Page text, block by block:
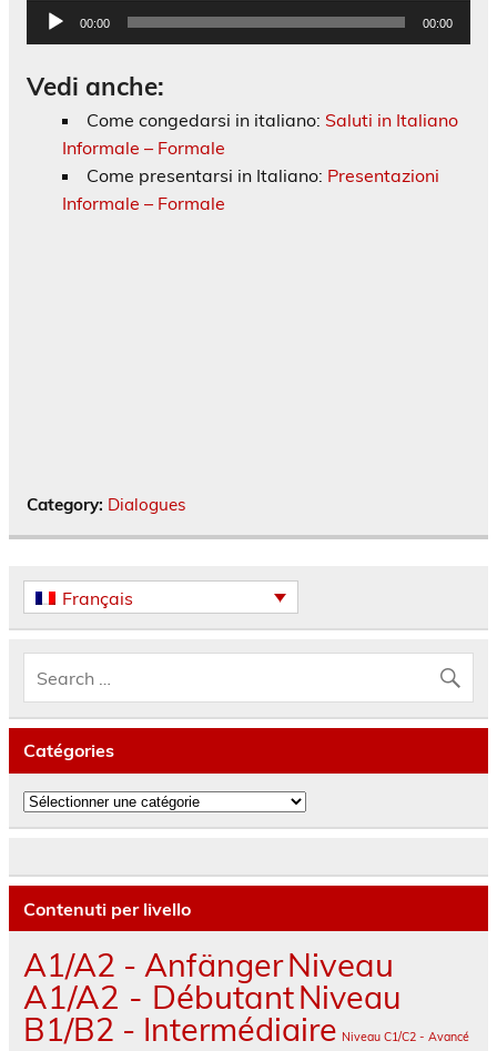
Lecteur
audio
00:00 00:00
Vedi anche:
Come congedarsi in italiano: Saluti in Italiano
Informale – Formale
Come presentarsi in Italiano: Presentazioni
Informale – Formale
Category: Dialogues
Français
Catégories
Catégories
Contenuti per livello
A1/A2 - AnfängerNiveau
A1/A2 - DébutantNiveau
B1/B2 - Intermédiaire Niveau C1/C2 - Avancé